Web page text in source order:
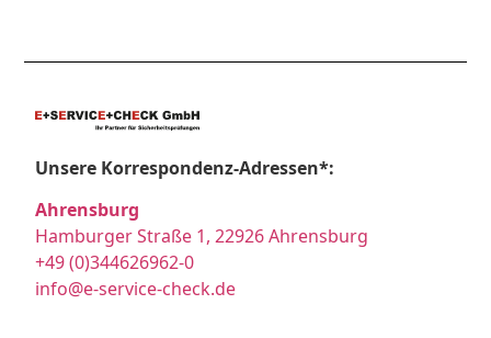
Unsere Korrespondenz-Adressen*:
Ahrensburg
Hamburger Straße 1, 22926 Ahrensburg
+49 (0)344626962-0
info@e-service-check.de